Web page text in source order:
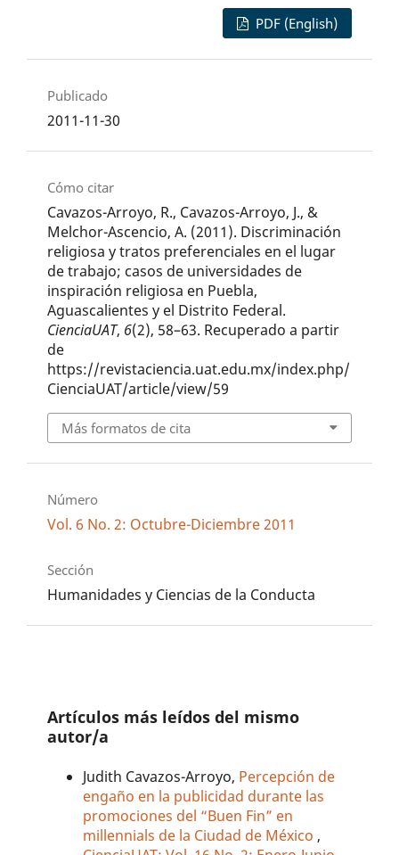
PDF (English)
Publicado
2011-11-30
Cómo citar
Cavazos-Arroyo, R., Cavazos-Arroyo, J., &
Melchor-Ascencio, A. (2011). Discriminación
religiosa y tratos preferenciales en el lugar
de trabajo; casos de universidades de
inspiración religiosa en Puebla,
Aguascalientes y el Distrito Federal.
CienciaUAT, 6(2), 58–63. Recuperado a partir
de
https://revistaciencia.uat.edu.mx/index.php/
CienciaUAT/article/view/59
Más formatos de cita
Número
Vol. 6 No. 2: Octubre-Diciembre 2011
Sección
Humanidades y Ciencias de la Conducta
Artículos más leídos del mismo
autor/a
Judith Cavazos-Arroyo, Percepción de
engaño en la publicidad durante las
promociones del “Buen Fin” en
millennials de la Ciudad de México ,